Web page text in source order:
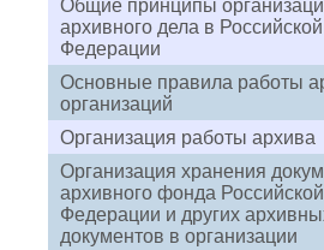
архивного дела в Российской
Федерации
Основные правила работы
организаций
Организация работы архива
Организация хранения
архивного фонда Российской
Федерации и других
документов в организации